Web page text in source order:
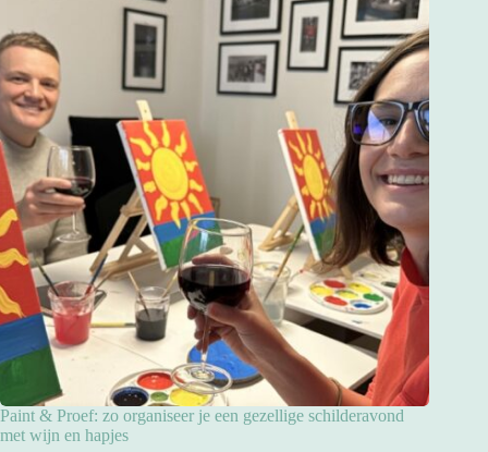
Paint & Proef: zo organiseer je een gezellige schilderavond
met wijn en hapjes